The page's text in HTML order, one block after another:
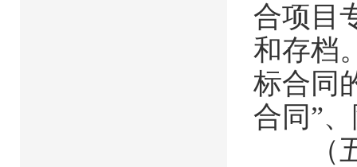
合项目
和存档
标合同
合同”
（五